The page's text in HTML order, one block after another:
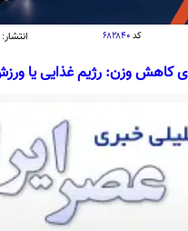
اقتصاد
اقتصادی
جامعه
حوادث
یک برش دانایی
بین الملل
علم و دانش
کد ۶۸۲۸۴۰ انتشار:
کاهش وزن: رژیم غذایی یا